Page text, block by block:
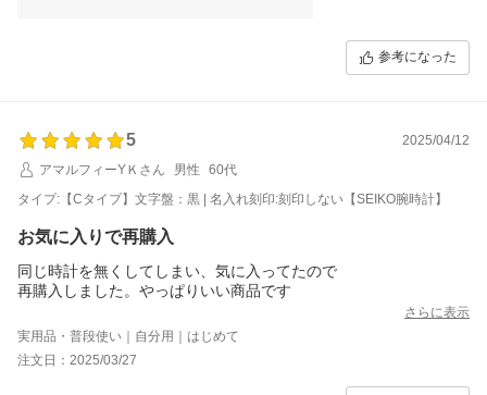
参考になった
5
2025/04/12
アマルフィーYＫさん
男性
60代
タイプ:【Cタイプ】文字盤：黒 | 名入れ刻印:刻印しない【SEIKO腕時計】
お気に入りで再購入
同じ時計を無くしてしまい、気に入ってたので
再購入しました。やっぱりいい商品です
さらに表示
実用品・普段使い｜自分用｜はじめて
注文日：2025/03/27